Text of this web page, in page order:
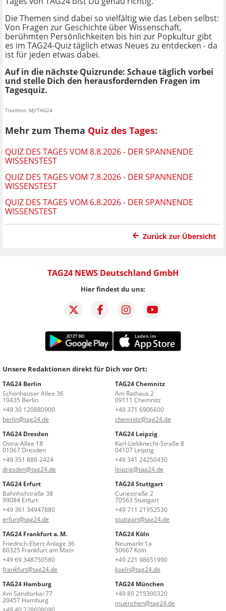
Die Themen sind dabei so vielfältig wie das Leben selbst:
Von Fragen zur Geschichte über Wissenschaft,
berühmten Persönlichkeiten bis hin zur Popkultur gibt
es im TAG24-Quiz täglich etwas Neues zu entdecken - da
ist für jeden etwas dabei.
Auf in die nächste Quizrunde: Schaue täglich vorbei
und stelle Dich den herausfordernden Fragen im
Tagesquiz.
Titelfoto: MJ/TAG24
Mehr zum Thema Quiz des Tages:
QUIZ DES TAGES VOM 8.8.2026 - DER SPANNENDE
WISSENSTEST
QUIZ DES TAGES VOM 7.8.2026 - DER SPANNENDE
WISSENSTEST
QUIZ DES TAGES VOM 6.8.2026 - DER SPANNENDE
WISSENSTEST
Zurück zur Übersicht
TAG24 NEWS Deutschland GmbH
Hier findest du uns:
Unsere Redaktionen direkt für Dich vor Ort:
TAG24 Berlin
Schönhauser Allee 36
10435 Berlin
+49 30 120880900
berlin@tag24.de
TAG24 Chemnitz
Am Rathaus 2
09111 Chemnitz
+49 371 6906600
chemnitz@tag24.de
TAG24 Dresden
Ostra-Allee 18
01067 Dresden
+49 351 888-2424
dresden@tag24.de
TAG24 Leipzig
Karl-Liebknecht-Straße 8
04107 Leipzig
+49 341 24250430
leipzig@tag24.de
TAG24 Erfurt
Bahnhofstraße 38
99084 Erfurt
+49 361 34947880
erfurt@tag24.de
TAG24 Stuttgart
Curiestraße 2
70563 Stuttgart
+49 711 21952530
stuttgart@tag24.de
TAG24 Frankfurt a. M.
Friedrich-Ebert-Anlage 36
60325 Frankfurt am Main
+49 69 348750580
frankfurt@tag24.de
TAG24 Köln
Neumarkt 1a
50667 Köln
+49 221 98651990
koeln@tag24.de
TAG24 Hamburg
Am Sandtorkai 77
20457 Hamburg
TAG24 München
+49 89 215390320
muenchen@tag24.de